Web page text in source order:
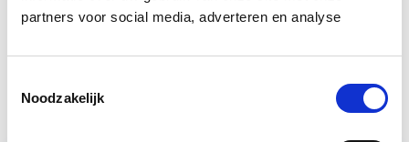
partners voor social media, adverteren en analyse
Noodzakelijk
Business Case voor Vastgoed- &
Start do